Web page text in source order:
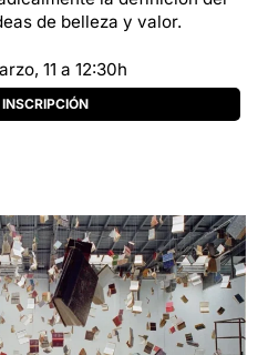
AL ARTE CONTEMPORÁNEO
arte
explorar sin